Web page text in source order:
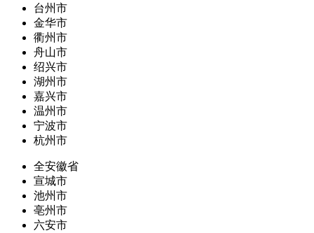
台州市
金华市
衢州市
舟山市
绍兴市
湖州市
嘉兴市
温州市
宁波市
杭州市
全安徽省
宣城市
池州市
亳州市
六安市